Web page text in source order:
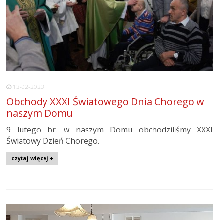
13-02-2023
Obchody XXXI Światowego Dnia Chorego w
naszym Domu
9 lutego br. w naszym Domu obchodziliśmy XXXI
Światowy Dzień Chorego.
czytaj więcej +